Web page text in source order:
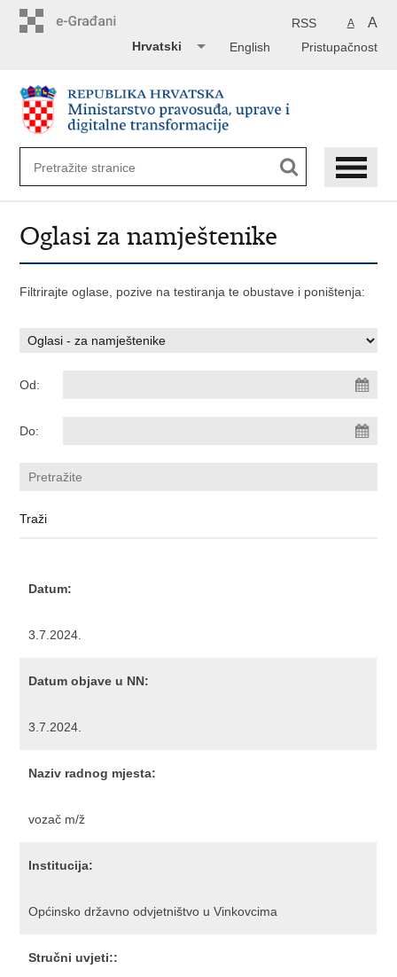
A A
RSS
Pristupačnost
English
Hrvatski
Oglasi za namještenike
Filtrirajte oglase, pozive na testiranja te obustave i poništenja:
Od:
Do:
Datum:
3.7.2024.
Datum objave u NN:
3.7.2024.
Naziv radnog mjesta:
vozač m/ž
Institucija:
Općinsko državno odvjetništvo u Vinkovcima
Stručni uvjeti::